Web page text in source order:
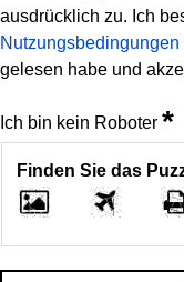
ausdrücklich zu. Ich
Nutzungsbedingungen
gelesen habe und
Ich bin kein Roboter *
Finden Sie das